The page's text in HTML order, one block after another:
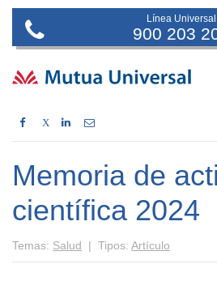
Línea Universal
900 203
X
Memoria de
científica 2024
Temas: Salud | Tipos: Artículo